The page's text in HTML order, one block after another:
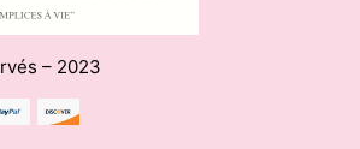
– 2023